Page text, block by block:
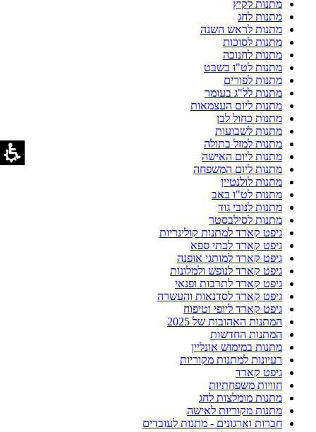
מתנות לקיץ
מתנות לחג
מתנות לראש השנה
מתנות לסוכות
מתנות לחנוכה
מתנות לט"ו בשבט
מתנות לפורים
מתנות לל"ג בעומר
מתנות ליום העצמאות
מתנות כחול לבן
מתנות לשבועות
מתנות למזל בתולה
מתנות ליום האישה
מתנות ליום המשפחה
מתנות לולנטיין
מתנות לט"ו באב
מתנות לנובי גוד
מתנות לסילבסטר
גיפט קארד למתנות קולינריות
גיפט קארד לבתי ספא
גיפט קארד למותגי אופנה
גיפט קארד לנופש ולמלונות
גיפט קארד לתרבות ופנאי
גיפט קארד לסדנאות והעשרה
גיפט קארד ליופי וטיפוח
המתנות האהובות של 2025
המתנות החדשות
מתנות במימוש אונליין
רעיונות למתנות מקוריות
גיפט קארד
חוויות משפחתיות
מתנות מומלצות לחג
מתנות מקוריות לאישה
חברות וארגונים - מתנות לעובדים